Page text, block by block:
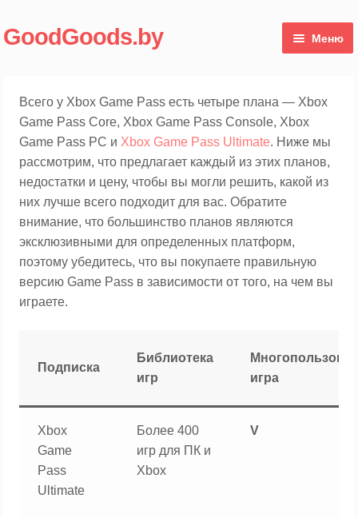
Перейти
Перейти
GoodGoods.by Меню
Мой аккаунт
Всего у Xbox Game Pass есть четыре плана — Xbox
Game Pass Core, Xbox Game Pass Console, Xbox
Game Pass PC и Xbox Game Pass Ultimate. Ниже мы
рассмотрим, что предлагает каждый из этих планов,
недостатки и цену, чтобы вы могли решить, какой из
них лучше всего подходит для вас. Обратите
внимание, что большинство планов являются
эксклюзивными для определенных платформ,
поэтому убедитесь, что вы покупаете правильную
версию Game Pass в зависимости от того, на чем вы
играете.
Подписка
Библиотека
игр
игра
Xbox
Game
Pass
Ultimate
Более 400
игр для ПК и
Xbox
V